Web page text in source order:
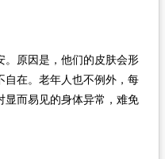
原因是，他们的皮肤会形
自在。老年人也不例外，每
显而易见的身体异常，难免